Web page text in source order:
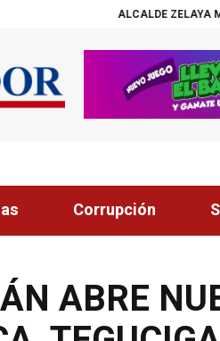
ALCALDE ZELAYA MUESTRA
Corrupción
ABRE